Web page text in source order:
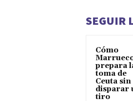
SEGUIR
Cómo
prepara
toma de
Ceuta sin
disparar
tiro